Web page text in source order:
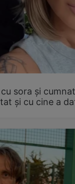
sora și
și cu cine a